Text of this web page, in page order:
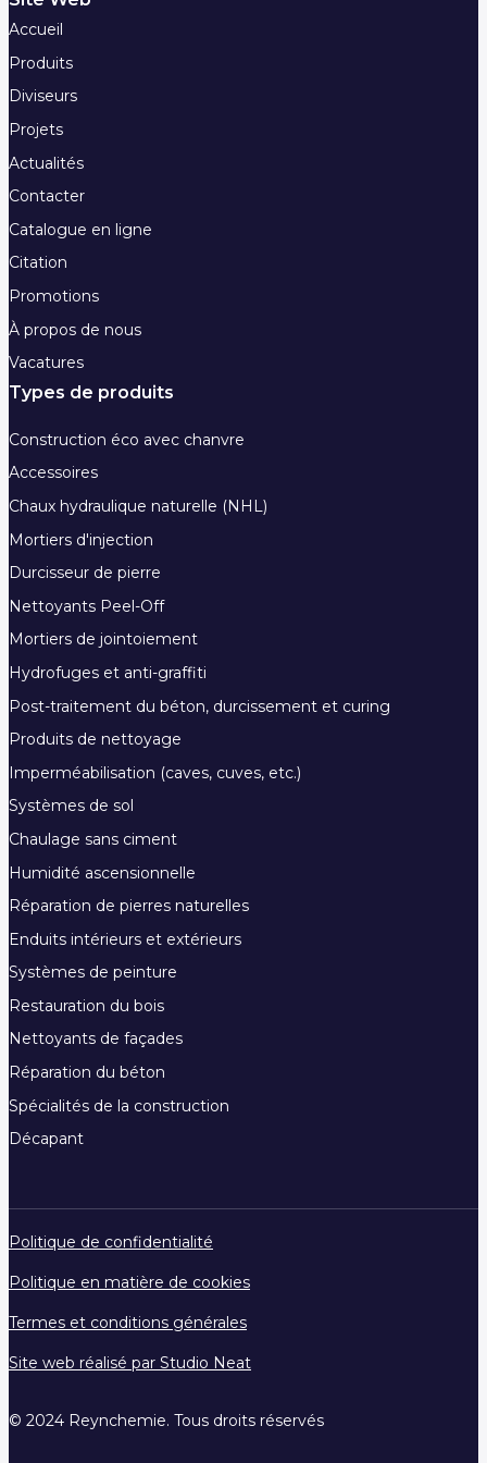
Accueil
Produits
Diviseurs
Projets
Actualités
Contacter
Catalogue en ligne
Citation
Promotions
À propos de nous
Vacatures
Types de produits
Construction éco avec chanvre
Accessoires
Chaux hydraulique naturelle (NHL)
Mortiers d'injection
Durcisseur de pierre
Nettoyants Peel-Off
Mortiers de jointoiement
Hydrofuges et anti-graffiti
Post-traitement du béton, durcissement et curing
Produits de nettoyage
Imperméabilisation (caves, cuves, etc.)
Systèmes de sol
Chaulage sans ciment
Humidité ascensionnelle
Réparation de pierres naturelles
Enduits intérieurs et extérieurs
Systèmes de peinture
Restauration du bois
Nettoyants de façades
Réparation du béton
Spécialités de la construction
Décapant
© 2024 Reynchemie. Tous droits réservés
Politique de confidentialité
Politique en matière de cookies
Termes et conditions générales
Site web réalisé par Studio Neat